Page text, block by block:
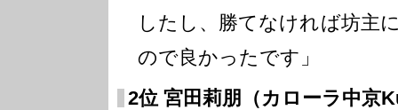
したし、勝てなければ坊主
ので良かったです」
2位 宮田莉朋（カローラ中京